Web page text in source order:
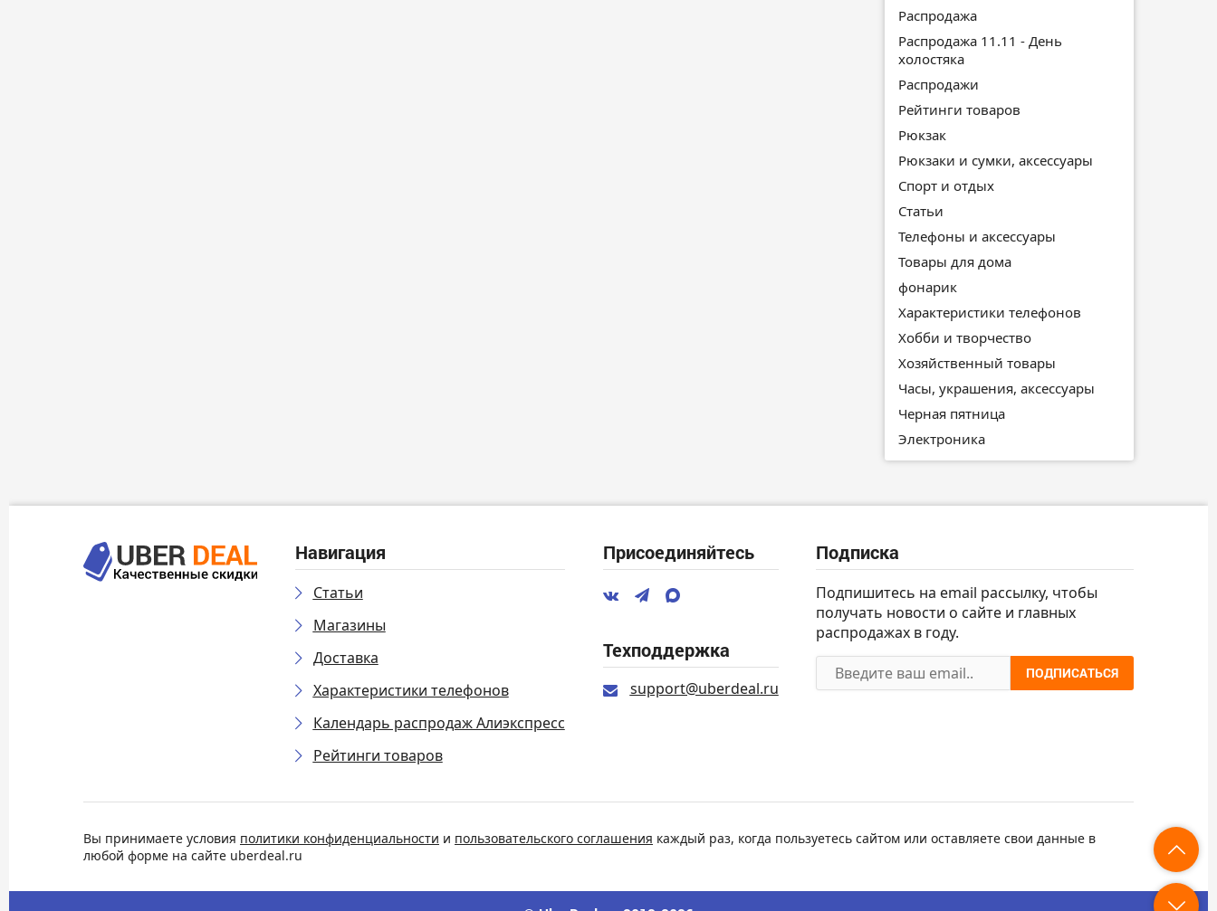
Распродажа
Распродажа 11.11 - День
холостяка
Распродажи
Рейтинги товаров
Рюкзак
Рюкзаки и сумки, аксессуары
Спорт и отдых
Статьи
Телефоны и аксессуары
Товары для дома
фонарик
Характеристики телефонов
Хобби и творчество
Хозяйственный товары
Часы, украшения, аксессуары
Черная пятница
Электроника
Навигация
Статьи
Магазины
Доставка
Характеристики телефонов
Календарь распродаж Алиэкспресс
Рейтинги товаров
Присоединяйтесь
Техподдержка
support@uberdeal.ru
Подписка
Подпишитесь на email рассылку, чтобы
получать новости о сайте и главных
распродажах в году.
ПОДПИСАТЬСЯ
Вы принимаете условия политики конфиденциальности и пользовательского соглашения каждый раз, когда пользуетесь сайтом или оставляете свои данные в
любой форме на сайте uberdeal.ru